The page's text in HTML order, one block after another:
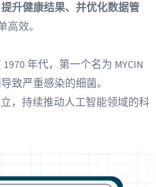
升健康结果、并优化数据管
效。
年代，第一个名为 MYCIN
致严重感染的细菌。
立，持续推动人工智能领域的科